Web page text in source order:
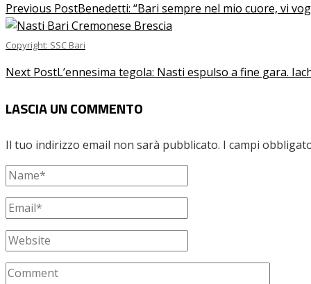
Previous PostBenedetti: “Bari sempre nel mio cuore, vi
Copyright: SSC Bari
Next PostL’ennesima tegola: Nasti espulso a fine gara.
LASCIA UN COMMENTO
Il tuo indirizzo email non sarà pubblicato. I campi